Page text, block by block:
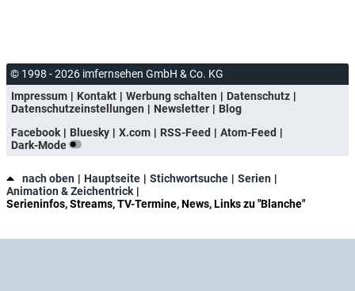
© 1998 - 2026 imfernsehen GmbH & Co. KG
Impressum
Kontakt Werbung schalten
Datenschutz
Datenschutzeinstellungen
Newsletter
Blog
Facebook
Bluesky X.com RSS-Feed
Atom-Feed
Dark-Mode
nach oben Hauptseite Stichwortsuche
Serien
Animation & Zeichentrick
Serieninfos, Streams, TV-Termine, News, Links zu "Blanche"